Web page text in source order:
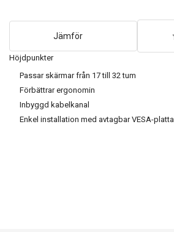
Höjdpunkter
Passar skärmar från 17 till 32 tum
Förbättrar ergonomin
Inbyggd kabelkanal
Enkel installation med avtagbar VESA-platta
Jämför